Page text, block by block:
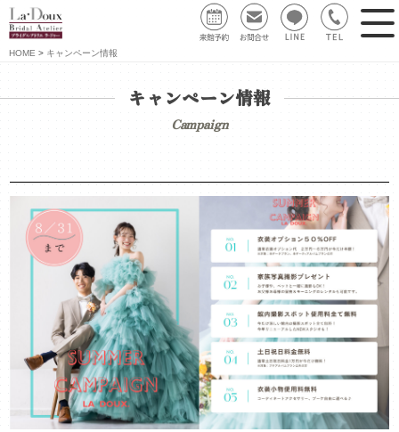
HOME キャンペーン情報
キャンペーン情報
Campaign